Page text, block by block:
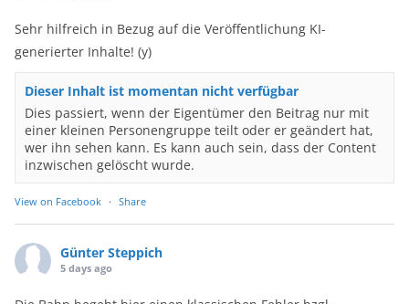
Sehr hilfreich in Bezug auf die Veröffentlichung KI-
generierter Inhalte! (y)
Dieser Inhalt ist momentan nicht verfügbar
Dies passiert, wenn der Eigentümer den Beitrag nur mit
einer kleinen Personengruppe teilt oder er geändert hat,
wer ihn sehen kann. Es kann auch sein, dass der Content
inzwischen gelöscht wurde.
View on Facebook · Share
Günter Steppich
5 days ago